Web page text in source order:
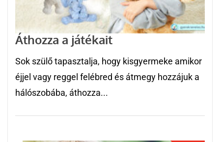
Áthozza a játékait
Sok szülő tapasztalja, hogy kisgyermeke amikor
éjjel vagy reggel felébred és átmegy hozzájuk a
hálószobába, áthozza...